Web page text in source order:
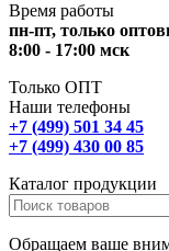
Время работы
пн-пт, только
8:00 - 17:00 мск
Только ОПТ
Наши телефоны
+7 (499) 501 34 45
+7 (499) 430 00 85
Каталог продукции
Обращаем ваше